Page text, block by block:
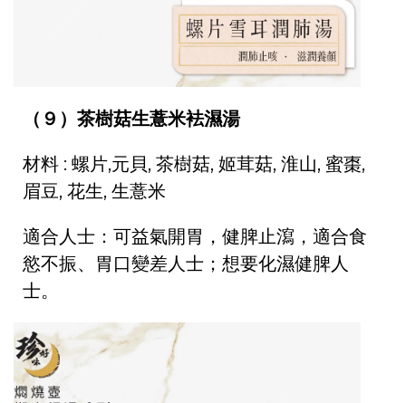
（９）茶樹菇生薏米袪濕湯
材料 : 螺片,元貝, 茶樹菇, 姬茸菇, 淮山, 蜜棗,
眉豆, 花生, 生薏米
適合人士： 可益氣開胃，健脾止瀉，適合食
慾不振、胃口變差人士；想要化濕健脾人
士。